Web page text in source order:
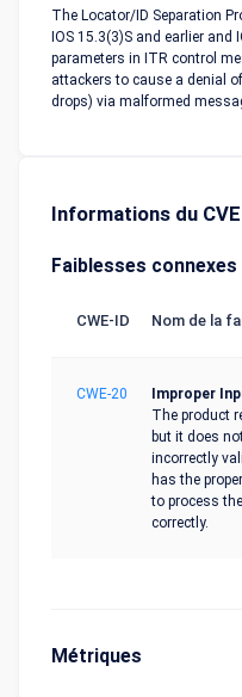
The Locator/ID Separation
IOS 15.3(3)S and earlier and
parameters in ITR control
attackers to cause a denial
drops) via malformed
Informations du CVE
Faiblesses connexes
CWE-ID Nom de la
CWE-20
Improper
The product
but it does
incorrectly
has the
to process
correctly.
Métriques